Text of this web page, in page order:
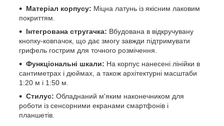
Матеріал корпусу: Міцна латунь із якісним лаковим
покриттям.
Інтегрована стругачка: Вбудована в відкручувану
кнопку-ковпачок, що дає змогу завжди підтримувати
грифель гострим для точного розмічення.
Функціональні шкали: На корпус нанесені лінійки в
сантиметрах і дюймах, а також архітектурні масштаби
1:20 м і 1:50 м.
Стилус: Обладнаний м'яким наконечником для
роботи із сенсорними екранами смартфонів і
планшетів.